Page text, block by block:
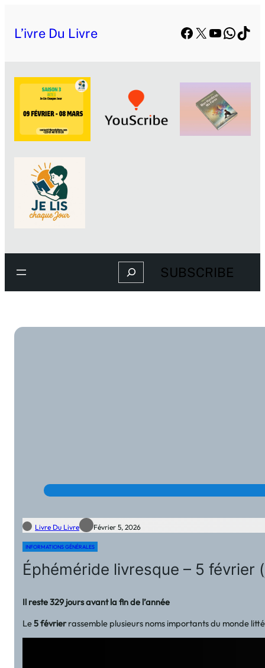
L’ivre Du Livre Facebook
X YouTube
Search SUBSCRIBE
Livre Du Livre Février 5, 2026
INFORMATIONS GÉNÉRALES
Éphéméride livresque – 5 février
Il reste 329 jours avant la fin de l’année
Le5 févrierrassemble plusieurs noms importants du monde